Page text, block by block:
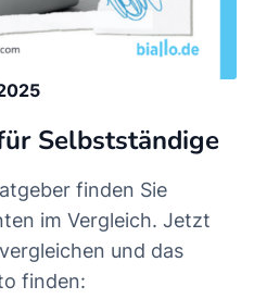
Selbstständige
finden Sie
im Vergleich. Jetzt
und das
finden: